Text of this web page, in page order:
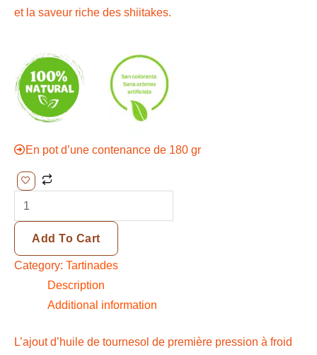
et la saveur riche des shiitakes.
En pot d’une contenance de 180 gr
Add To Cart
Category: Tartinades
Description
Additional information
L’ajout d’huile de tournesol de première pression à froid